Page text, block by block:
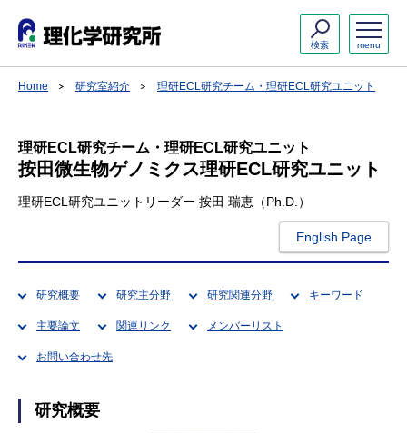
menu
検索
Home 研究室紹介 理研ECL研究チーム・理研ECL研究ユニット
理研ECL研究チーム・理研ECL研究ユニット
按田微生物ゲノミクス理研ECL研究ユニット
理研ECL研究ユニットリーダー 按田 瑞恵（Ph.D.）
English Page
研究概要 研究主分野 研究関連分野 キーワード
主要論文 関連リンク メンバーリスト
お問い合わせ先
研究概要